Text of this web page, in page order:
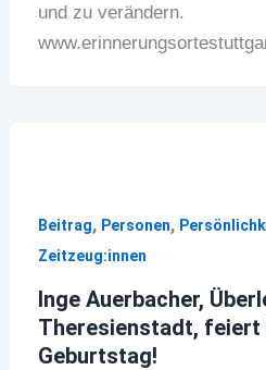
und zu verändern.
Beitrag, Personen,
Zeitzeug:innen
Inge Auerbacher,
Theresienstadt, feiert
Geburtstag!